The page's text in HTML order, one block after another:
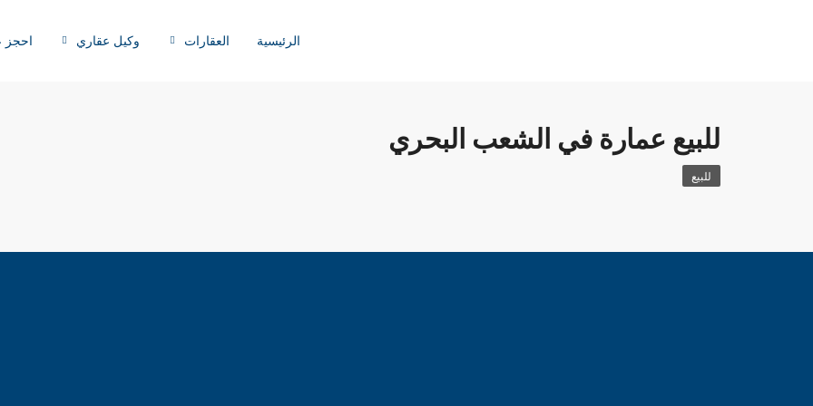
الرئيسية العقارات وكيل عقاري احجز
للبيع عمارة في الشعب البحري
للبيع